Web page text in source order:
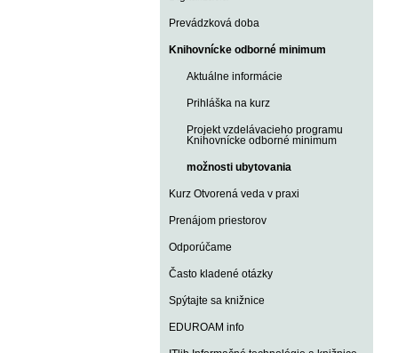
Prevádzková doba
Knihovnícke odborné minimum
Aktuálne informácie
Prihláška na kurz
Projekt vzdelávacieho programu
Knihovnícke odborné minimum
možnosti ubytovania
Kurz Otvorená veda v praxi
Prenájom priestorov
Odporúčame
Často kladené otázky
Spýtajte sa knižnice
EDUROAM info